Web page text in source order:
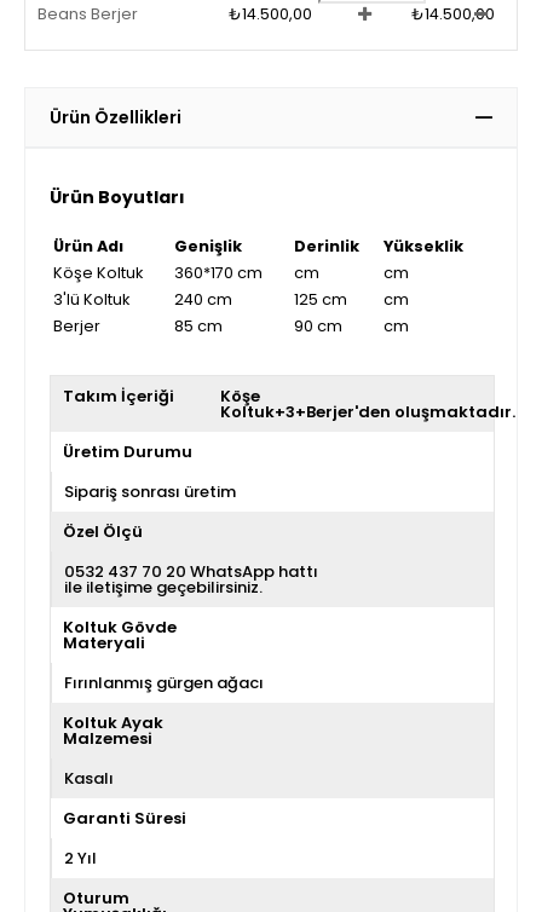
Beans Berjer ₺14.500,00 ₺14.500,00
Ürün Özellikleri
Ürün Boyutları
Ürün Adı Genişlik Derinlik
Yükseklik
Köşe Koltuk
360*170 cm cm
cm
3'lü Koltuk
240 cm 125 cm
cm
Berjer
85 cm 90 cm cm
Takım İçeriği Köşe
Koltuk+3+Berjer'den oluşmaktadır.
Üretim Durumu
Sipariş sonrası üretim
Özel Ölçü
0532 437 70 20 WhatsApp hattı
ile iletişime geçebilirsiniz.
Koltuk Gövde
Materyali
Fırınlanmış gürgen ağacı
Koltuk Ayak
Malzemesi
Kasalı
Garanti Süresi
2 Yıl
Oturum